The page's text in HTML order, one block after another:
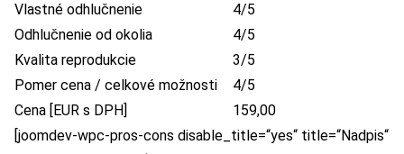
Vlastné odhlučnenie
4/5
Odhlučnenie od okolia
4/5
Kvalita reprodukcie
3/5
Pomer cena / celkové možnosti
4/5
Cena [EUR s DPH]
159,00
[joomdev-wpc-pros-cons disable_title=“yes“ title=“Nadpis“